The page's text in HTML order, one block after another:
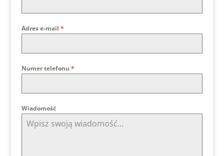
Adres e-mail *
Numer telefonu *
Wiadomość